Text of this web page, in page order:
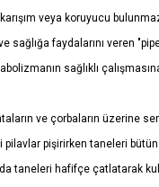
veya koruyucu
ve sağlığa faydalarını veren
sağlıklı
ve çorbaların üzerine
pilavlar pişirirken taneleri
taneleri hafifçe çatlatarak